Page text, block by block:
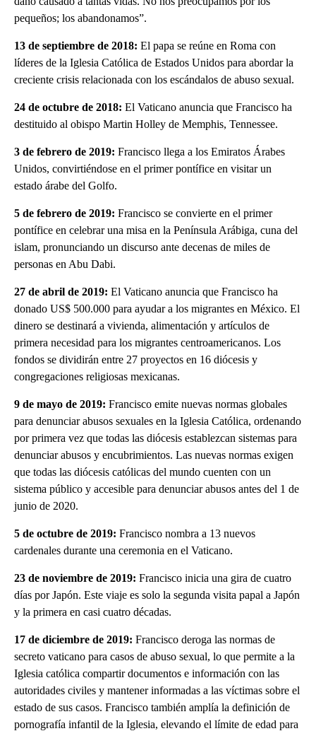
pequeños; los abandonamos”.
13 de septiembre de 2018: El papa se reúne en Roma con
líderes de la Iglesia Católica de Estados Unidos para abordar la
creciente crisis relacionada con los escándalos de abuso sexual.
24 de octubre de 2018: El Vaticano anuncia que Francisco ha
destituido al obispo Martin Holley de Memphis, Tennessee.
3 de febrero de 2019: Francisco llega a los Emiratos Árabes
Unidos, convirtiéndose en el primer pontífice en visitar un
estado árabe del Golfo.
5 de febrero de 2019: Francisco se convierte en el primer
pontífice en celebrar una misa en la Península Arábiga, cuna del
islam, pronunciando un discurso ante decenas de miles de
personas en Abu Dabi.
27 de abril de 2019: El Vaticano anuncia que Francisco ha
donado US$ 500.000 para ayudar a los migrantes en México. El
dinero se destinará a vivienda, alimentación y artículos de
primera necesidad para los migrantes centroamericanos. Los
fondos se dividirán entre 27 proyectos en 16 diócesis y
congregaciones religiosas mexicanas.
9 de mayo de 2019: Francisco emite nuevas normas globales
para denunciar abusos sexuales en la Iglesia Católica, ordenando
por primera vez que todas las diócesis establezcan sistemas para
denunciar abusos y encubrimientos. Las nuevas normas exigen
que todas las diócesis católicas del mundo cuenten con un
sistema público y accesible para denunciar abusos antes del 1 de
junio de 2020.
5 de octubre de 2019: Francisco nombra a 13 nuevos
cardenales durante una ceremonia en el Vaticano.
23 de noviembre de 2019: Francisco inicia una gira de cuatro
días por Japón. Este viaje es solo la segunda visita papal a Japón
y la primera en casi cuatro décadas.
17 de diciembre de 2019: Francisco deroga las normas de
secreto vaticano para casos de abuso sexual, lo que permite a la
Iglesia católica compartir documentos e información con las
autoridades civiles y mantener informadas a las víctimas sobre el
estado de sus casos. Francisco también amplía la definición de
pornografía infantil de la Iglesia, elevando el límite de edad para